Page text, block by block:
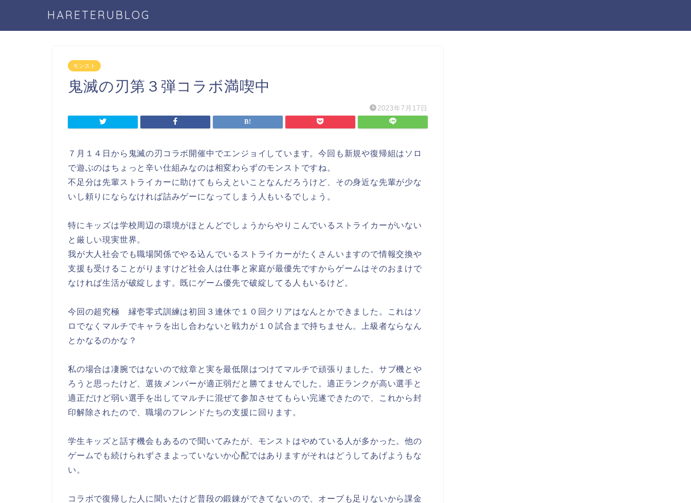
HARETERUBLOG
モンスト
鬼滅の刃第３弾コラボ満喫中
2023年7月17日
７月１４日から鬼滅の刃コラボ開催中でエンジョイしています。今回も新規や復帰組はソロ
で遊ぶのはちょっと辛い仕組みなのは相変わらずのモンストですね。
不足分は先輩ストライカーに助けてもらえといことなんだろうけど、その身近な先輩が少な
いし頼りにならなければ詰みゲーになってしまう人もいるでしょう。
特にキッズは学校周辺の環境がほとんどでしょうからやりこんでいるストライカーがいない
と厳しい現実世界。
我が大人社会でも職場関係でやる込んでいるストライカーがたくさんいますので情報交換や
支援も受けることがりますけど社会人は仕事と家庭が最優先ですからゲームはそのおまけで
なければ生活が破綻します。既にゲーム優先で破綻してる人もいるけど。
今回の超究極 縁壱零式訓練は初回３連休で１０回クリアはなんとかできました。これはソ
ロでなくマルチでキャラを出し合わないと戦力が１０試合まで持ちません。上級者ならなん
とかなるのかな？
私の場合は凄腕ではないので紋章と実を最低限はつけてマルチで頑張りました。サブ機とや
ろうと思ったけど、選抜メンバーが適正弱だと勝てませんでした。適正ランクが高い選手と
適正だけど弱い選手を出してマルチに混ぜて参加させてもらい完遂できたので、これから封
印解除されたので、職場のフレンドたちの支援に回ります。
学生キッズと話す機会もあるので聞いてみたが、モンストはやめている人が多かった。他の
ゲームでも続けられずさまよっていないか心配ではありますがそれはどうしてあげようもな
い。
コラボで復帰した人に聞いたけど普段の鍛錬ができてないので、オーブも足りないから課金